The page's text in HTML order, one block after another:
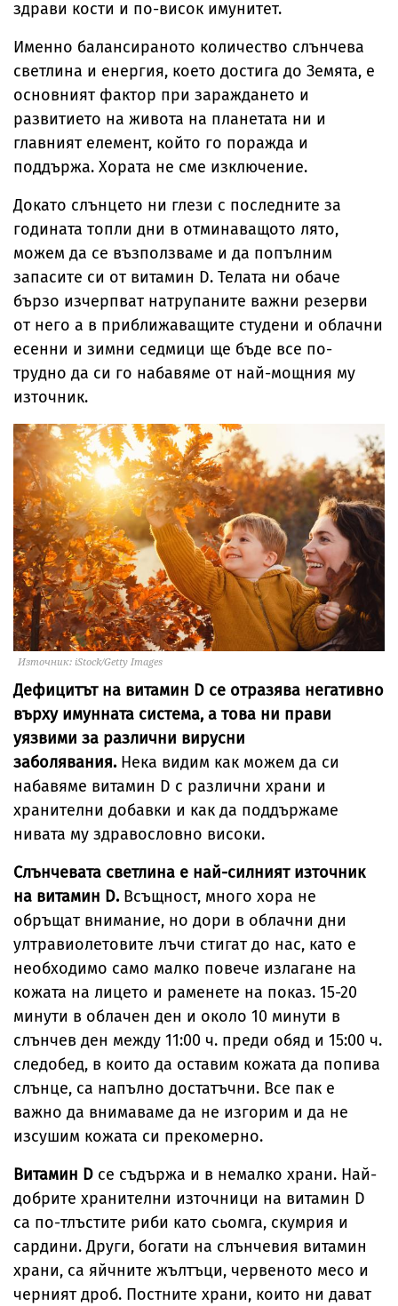
здрави кости и по-висок имунитет.
Именно балансираното количество слънчева
светлина и енергия, което достига до Земята, е
основният фактор при зараждането и
развитието на живота на планетата ни и
главният елемент, който го поражда и
поддържа. Хората не сме изключение.
Докато слънцето ни глези с последните за
годината топли дни в отминаващото лято,
можем да се възползваме и да попълним
запасите си от витамин D. Телата ни обаче
бързо изчерпват натрупаните важни резерви
от него а в приближаващите студени и облачни
есенни и зимни седмици ще бъде все по-
трудно да си го набавяме от най-мощния му
източник.
Източник: iStock/Getty Images
Дефицитът на витамин D се отразява негативно
върху имунната система, а това ни прави
уязвими за различни вирусни
заболявания. Нека видим как можем да си
набавяме витамин D с различни храни и
хранителни добавки и как да поддържаме
нивата му здравословно високи.
Слънчевата светлина е най-силният източник
на витамин D.Всъщност, много хора не
обръщат внимание, но дори в облачни дни
ултравиолетовите лъчи стигат до нас, като е
необходимо само малко повече излагане на
кожата на лицето и раменете на показ. 15-20
минути в облачен ден и около 10 минути в
слънчев ден между 11:00 ч. преди обяд и 15:00 ч.
следобед, в които да оставим кожата да попива
слънце, са напълно достатъчни. Все пак е
важно да внимаваме да не изгорим и да не
изсушим кожата си прекомерно.
Витамин D се съдържа и в немалко храни. Най-
добрите хранителни източници на витамин D
са по-тлъстите риби като сьомга, скумрия и
сардини. Други, богати на слънчевия витамин
храни, са яйчните жълтъци, червеното месо и
черният дроб. Постните храни, които ни дават